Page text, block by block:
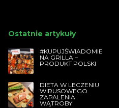
Ostatnie artykuły
#KUPUJŚWIADOMIE
NA GRILLA –
PRODUKT POLSKI
DIETA W LECZENIU
WIRUSOWEGO
ZAPALENIA
WĄTROBY